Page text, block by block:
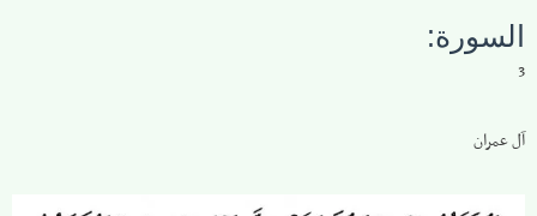
السورة:
3
آل عمران